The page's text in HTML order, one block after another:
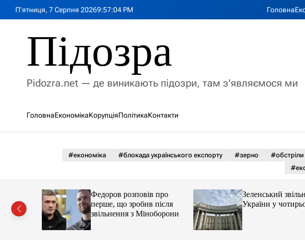
П’ятниця, 7 Серпня 20269:57:05 PM Головна
Підозра
Pidozra.net — де виникають підозри, там з'являємося ми
ГоловнаЕкономікаКорупціяПолітикаКонтакти
#економіка #блокада українського експорту #зерно
років:
Федоров розповів про
перше, що зробив після
звільнення з Міноборони
Зеленський
України у